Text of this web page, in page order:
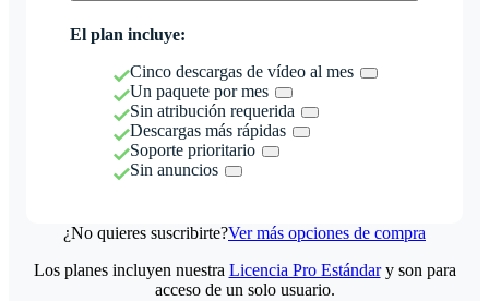
El plan incluye:
Cinco descargas de vídeo al mes
Un paquete por mes
Sin atribución requerida
Descargas más rápidas
Soporte prioritario
Sin anuncios
¿No quieres suscribirte?Ver más opciones de compra
Los planes incluyen nuestra Licencia Pro Estándary son para
acceso de un solo usuario.